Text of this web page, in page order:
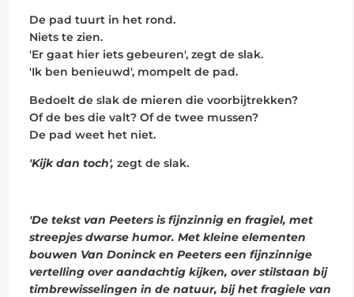
De pad tuurt in het rond.
Niets te zien.
'Er gaat hier iets gebeuren', zegt de slak.
'Ik ben benieuwd', mompelt de pad.
Bedoelt de slak de mieren die voorbijtrekken?
Of de bes die valt? Of de twee mussen?
De pad weet het niet.
'Kijk dan toch', zegt de slak.
'De tekst van Peeters is fijnzinnig en fragiel, met
streepjes dwarse humor. Met kleine elementen
bouwen Van Doninck en Peeters een fijnzinnige
vertelling over aandachtig kijken, over stilstaan bij
timbrewisselingen in de natuur, bij het fragiele van